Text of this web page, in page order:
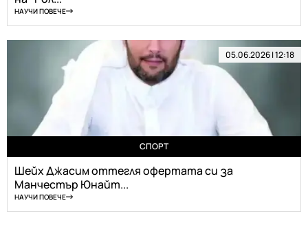
НАУЧИ ПОВЕЧЕ
05.06.2026 | 12:18
СПОРТ
Шейх Джасим оттегля офертата си за
Манчестър Юнайт...
НАУЧИ ПОВЕЧЕ